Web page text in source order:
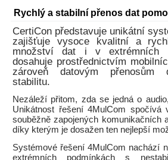
Rychlý a stabilní přenos dat
CertiCon představuje unikátní
zajišťuje vysoce kvalitní a
množství dat i v extrémních
dosahuje prostřednictvím
zároveň datovým přenosům
stabilitu.
Nezáleží přitom, zda se jedná o
Unikátnost řešení 4MulCom spočívá
souběžně zapojených komunikačních
díky kterým je dosažen ten nejlepší
Systémové řešení 4MulCom nachází
extrémních podmínkách s